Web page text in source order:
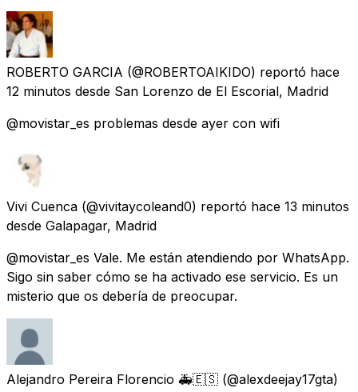
ROBERTO GARCIA (@ROBERTOAIKIDO) reportó hace
12 minutos desde San Lorenzo de El Escorial, Madrid
@movistar_es problemas desde ayer con wifi
Vivi Cuenca (@vivitaycoleand0) reportó hace 13 minutos
desde Galapagar, Madrid
@movistar_es Vale. Me están atendiendo por WhatsApp.
Sigo sin saber cómo se ha activado ese servicio. Es un
misterio que os debería de preocupar.
Alejandro Pereira Florencio 🚑🇪🇸 (@alexdeejay17gta)